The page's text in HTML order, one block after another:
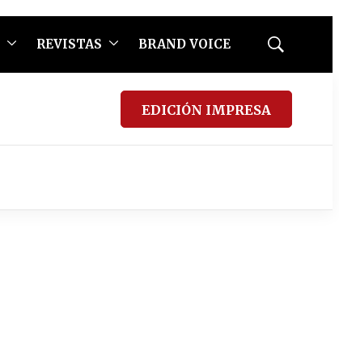
REVISTAS BRAND VOICE
Mostrar
EDICIÓN IMPRESA